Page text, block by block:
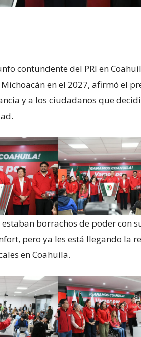
contundente del PRI en
en el 2027, afirmó el
y a los ciudadanos que
borrachos de poder con
pero ya les está llegando la
en Coahuila.